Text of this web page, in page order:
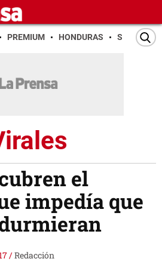
PREMIUM HONDURAS SAN PEDRO
el
impedía que
/Redacción